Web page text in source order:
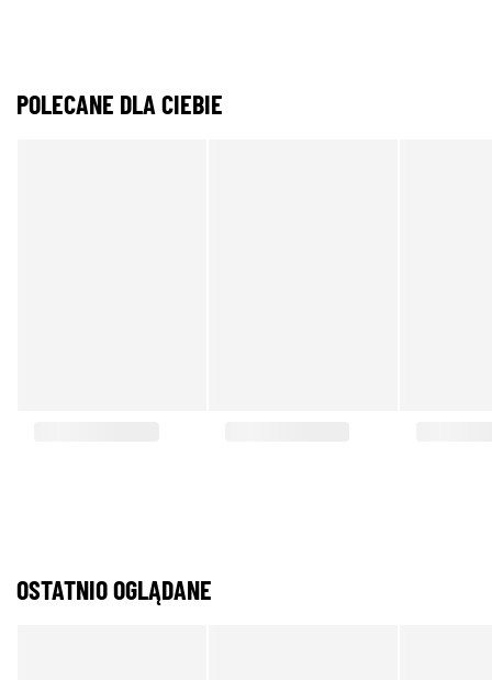
POLECANE DLA CIEBIE
OSTATNIO OGLĄDANE